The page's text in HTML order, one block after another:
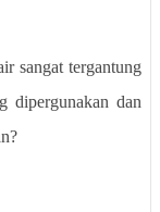
sangat tergantung
dipergunakan dan